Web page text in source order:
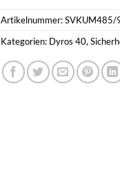
Artikelnummer:SVKUM485/
Kategorien: Dyros 40,